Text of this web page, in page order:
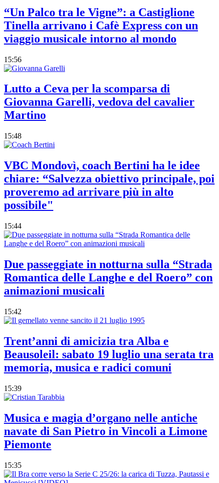
“Un Palco tra le Vigne”: a Castiglione
Tinella arrivano i Cafè Express con un
viaggio musicale intorno al mondo
15:56
Lutto a Ceva per la scomparsa di
Giovanna Garelli, vedova del cavalier
Martino
15:48
VBC Mondovì, coach Bertini ha le idee
chiare: “Salvezza obiettivo principale, poi
proveremo ad arrivare più in alto
possibile"
15:44
Due passeggiate in notturna sulla “Strada
Romantica delle Langhe e del Roero” con
animazioni musicali
15:42
Trent’anni di amicizia tra Alba e
Beausoleil: sabato 19 luglio una serata tra
memoria, musica e radici comuni
15:39
Musica e magia d’organo nelle antiche
navate di San Pietro in Vincoli a Limone
Piemonte
15:35